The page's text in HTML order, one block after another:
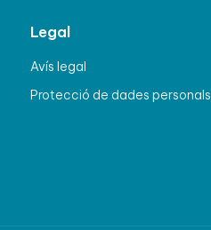
Legal
Avís legal
Protecció de dades personals